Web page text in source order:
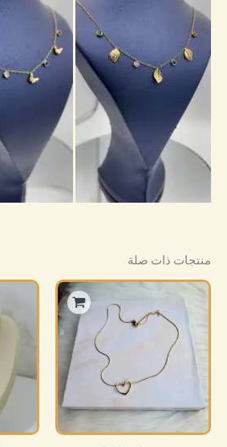
منتجات ذات صلة